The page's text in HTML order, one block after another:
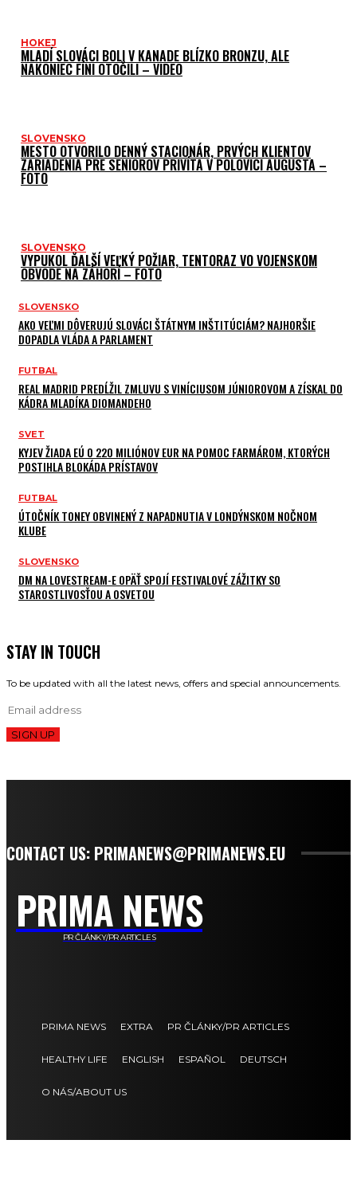
HOKEJ
MLADÍ SLOVÁCI BOLI V KANADE BLÍZKO BRONZU, ALE
NAKONIEC FÍNI OTOČILI – VIDEO
SLOVENSKO
MESTO OTVORILO DENNÝ STACIONÁR, PRVÝCH KLIENTOV
ZARIADENIA PRE SENIOROV PRIVÍTA V POLOVICI AUGUSTA –
FOTO
SLOVENSKO
VYPUKOL ĎALŠÍ VEĽKÝ POŽIAR, TENTORAZ VO VOJENSKOM
OBVODE NA ZÁHORÍ – FOTO
SLOVENSKO
AKO VEĽMI DÔVERUJÚ SLOVÁCI ŠTÁTNYM INŠTITÚCIÁM? NAJHORŠIE
DOPADLA VLÁDA A PARLAMENT
FUTBAL
REAL MADRID PREDĹŽIL ZMLUVU S VINÍCIUSOM JÚNIOROVOM A ZÍSKAL DO
KÁDRA MLADÍKA DIOMANDEHO
SVET
KYJEV ŽIADA EÚ O 220 MILIÓNOV EUR NA POMOC FARMÁROM, KTORÝCH
POSTIHLA BLOKÁDA PRÍSTAVOV
FUTBAL
ÚTOČNÍK TONEY OBVINENÝ Z NAPADNUTIA V LONDÝNSKOM NOČNOM
KLUBE
SLOVENSKO
DM NA LOVESTREAM-E OPÄŤ SPOJÍ FESTIVALOVÉ ZÁŽITKY SO
STAROSTLIVOSŤOU A OSVETOU
STAY IN TOUCH
To be updated with all the latest news, offers and special announcements.
SIGN UP
CONTACT US: PRIMANEWS@PRIMANEWS.EU
PRIMA NEWS
PR ČLÁNKY/PR ARTICLES
PRIMA NEWS EXTRA PR ČLÁNKY/PR ARTICLES
HEALTHY LIFE ENGLISH ESPAÑOL DEUTSCH
O NÁS/ABOUT US